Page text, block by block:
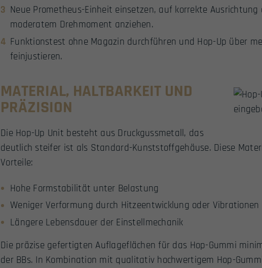
Neue Prometheus-Einheit einsetzen, auf korrekte
moderatem Drehmoment anziehen.
Funktionstest ohne Magazin durchführen und Hop-Up über
feinjustieren.
MATERIAL, HALTBARKEIT UND
PRÄZISION
Die Hop-Up Unit besteht aus Druckgussmetall, das
deutlich steifer ist als Standard-Kunststoffgehäuse. Diese
Vorteile:
Hohe Formstabilität unter Belastung
Weniger Verformung durch Hitzeentwicklung oder Vibrationen
Längere Lebensdauer der Einstellmechanik
Die präzise gefertigten Auflageflächen für das Hop-Gummi
der BBs. In Kombination mit qualitativ hochwertigem Hop-